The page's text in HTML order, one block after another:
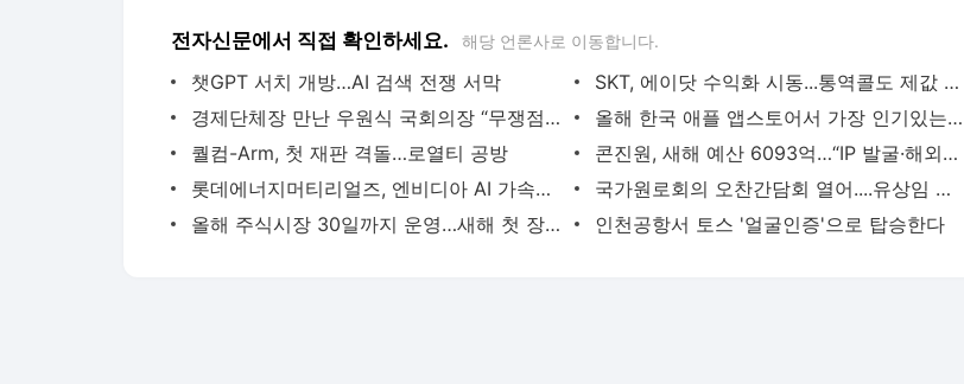
전자신문에서 직접 확인하세요. 해당 언론사로 이동합니다.
챗GPT 서치 개방…AI 검색 전쟁 서막
SKT, 에이닷 수익화 시동...통역콜도 제값 받는다
경제단체장 만난 우원식 국회의장 “무쟁점 법안 최대한 통과, 주요국 특사 파견”
올해 한국 애플 앱스토어서 가장 인기있는 앱은?
퀄컴-Arm, 첫 재판 격돌…로열티 공방
콘진원, 새해 예산 6093억…“IP 발굴·해외진출 지원 집중”
롯데에너지머티리얼즈, 엔비디아 AI 가속기용 동박 공급
국가원로회의 오찬간담회 열어....유상임 장관, AI 시대 정책 방향 모색
올해 주식시장 30일까지 운영…새해 첫 장은 2일 10시부터
인천공항서 토스 '얼굴인증'으로 탑승한다